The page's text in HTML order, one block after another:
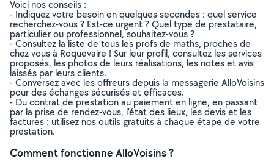
Voici nos conseils :
- Indiquez votre besoin en quelques secondes : quel service
recherchez-vous ? Est-ce urgent ? Quel type de prestataire,
particulier ou professionnel, souhaitez-vous ?
- Consultez la liste de tous les profs de maths, proches de
chez vous à Roquevaire ! Sur leur profil, consultez les services
proposés, les photos de leurs réalisations, les notes et avis
laissés par leurs clients.
- Conversez avec les offreurs depuis la messagerie AlloVoisins
pour des échanges sécurisés et efficaces.
- Du contrat de prestation au paiement en ligne, en passant
par la prise de rendez-vous, l’état des lieux, les devis et les
factures : utilisez nos outils gratuits à chaque étape de votre
prestation.
Comment fonctionne AlloVoisins ?